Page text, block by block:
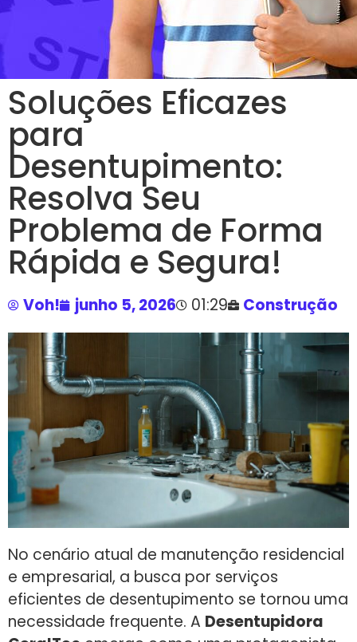
Soluções Eficazes
para
Desentupimento:
Resolva Seu
Problema de Forma
Rápida e Segura!
Voh! junho 5, 2026 01:29 Construção
No cenário atual de manutenção residencial
e empresarial, a busca por serviços
eficientes de desentupimento se tornou uma
necessidade frequente. A Desentupidora